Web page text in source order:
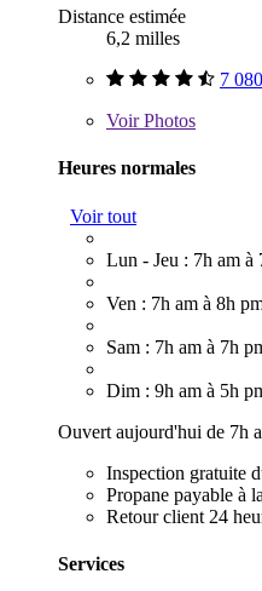
Distance estimée
6,2 milles
7
VoirPhotos
Heures normales
Voir tout
Lun - Jeu : 7h am à
Ven : 7h am à 8h
Sam : 7h am à 7h
Dim : 9h am à 5h
Ouvert aujourd'hui de 7h
Inspection gratuite
Propane payable à
Retour client 24
Services